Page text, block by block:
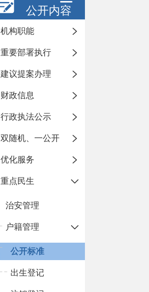
公开内容
机构职能
重要部署执行
建议提案办理
财政信息
行政执法公示
双随机、一公开
优化服务
重点民生
治安管理
户籍管理
公开标准
出生登记